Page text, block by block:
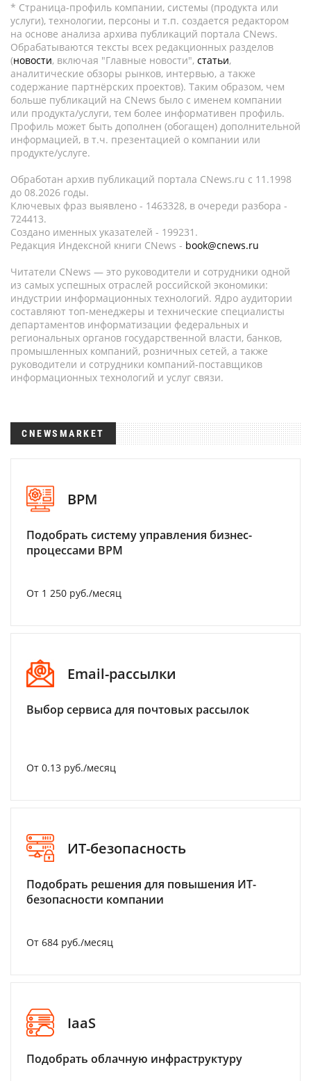
* Страница-профиль компании, системы (продукта или
услуги), технологии, персоны и т.п. создается редактором
на основе анализа архива публикаций портала CNews.
Обрабатываются тексты всех редакционных разделов
(новости, включая "Главные новости", статьи,
аналитические обзоры рынков, интервью, а также
содержание партнёрских проектов). Таким образом, чем
больше публикаций на CNews было с именем компании
или продукта/услуги, тем более информативен профиль.
Профиль может быть дополнен (обогащен) дополнительной
информацией, в т.ч. презентацией о компании или
продукте/услуге.
Обработан архив публикаций портала CNews.ru c 11.1998
до 08.2026 годы.
Ключевых фраз выявлено - 1463328, в очереди разбора -
724413.
Создано именных указателей - 199231.
Редакция Индексной книги CNews - book@cnews.ru
Читатели CNews — это руководители и сотрудники одной
из самых успешных отраслей российской экономики:
индустрии информационных технологий. Ядро аудитории
составляют топ-менеджеры и технические специалисты
департаментов информатизации федеральных и
региональных органов государственной власти, банков,
промышленных компаний, розничных сетей, а также
руководители и сотрудники компаний-поставщиков
информационных технологий и услуг связи.
CNEWSMARKET
BPM
Подобрать систему управления бизнес-
процессами BPM
От 1 250 руб./месяц
Email-рассылки
Выбор сервиса для почтовых рассылок
От 0.13 руб./месяц
ИТ-безопасность
Подобрать решения для повышения ИТ-
безопасности компании
От 684 руб./месяц
IaaS
Подобрать облачную инфраструктуру